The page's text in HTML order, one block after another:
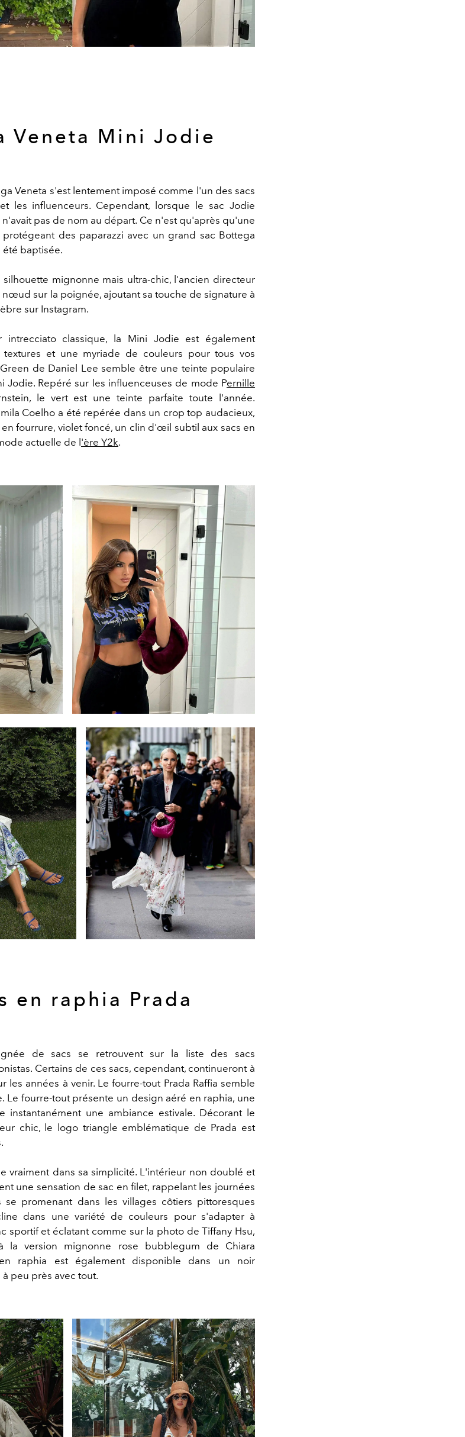
Veneta Mini Jodie
Veneta s'est lentement imposé comme l'un des sacs
les influenceurs. Cependant, lorsque le sac Jodie
pas de nom au départ. Ce n'est qu'après qu'une
des paparazzi avec un grand sac Bottega
été baptisée.
mignonne mais ultra-chic, l'ancien directeur
nœud sur la poignée, ajoutant sa touche de signature à
sur Instagram.
classique, la Mini Jodie est également
et une myriade de couleurs pour tous vos
de Daniel Lee semble être une teinte populaire
Jodie. Repéré sur les influenceuses de mode Pernille
le vert est une teinte parfaite toute l'année.
Coelho a été repérée dans un crop top audacieux,
fourrure, violet foncé, un clin d'œil subtil aux sacs en
actuelle de l'ère Y2k.
en raphia Prada
de sacs se retrouvent sur la liste des sacs
Certains de ces sacs, cependant, continueront à
les années à venir. Le fourre-tout Prada Raffia semble
Le fourre-tout présente un design aéré en raphia, une
instantanément une ambiance estivale. Décorant le
chic, le logo triangle emblématique de Prada est
vraiment dans sa simplicité. L'intérieur non doublé et
une sensation de sac en filet, rappelant les journées
se promenant dans les villages côtiers pittoresques
dans une variété de couleurs pour s'adapter à
sportif et éclatant comme sur la photo de Tiffany Hsu,
version mignonne rose bubblegum de Chiara
raphia est également disponible dans un noir
peu près avec tout.